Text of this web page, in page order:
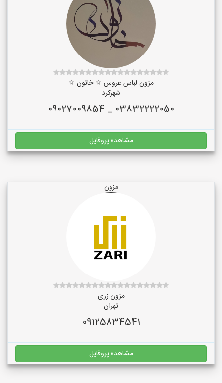
مزون لباس عروس ☆ خاتون ☆
شهرکرد
03832222050 _ 09027009854
مشاهده پروفایل
مزون
مزون زری
تهران
09125834541
مشاهده پروفایل